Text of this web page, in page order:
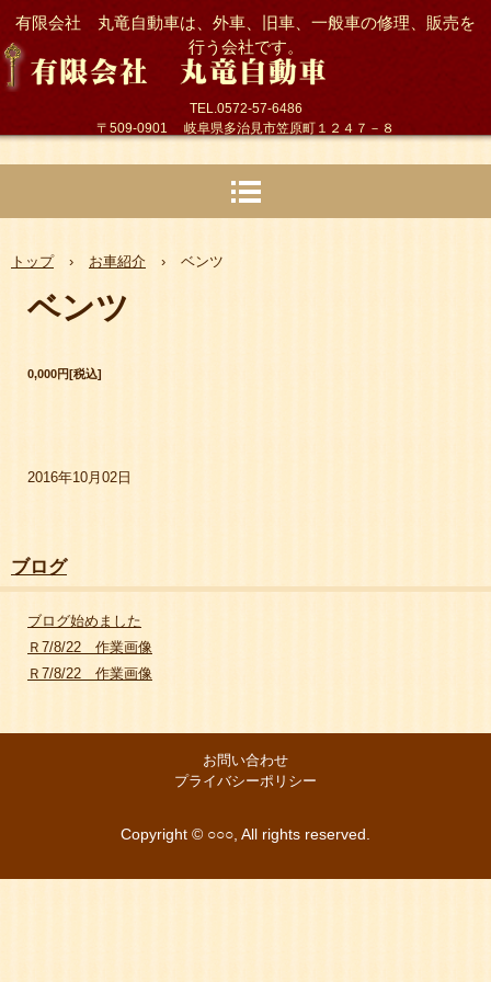
有限会社 丸竜自動車は、外車、旧車、一般車の修理、販売を
行う会社です。
TEL.0572-57-6486
〒509-0901 岐阜県多治見市笠原町１２４７－８
トップ › お車紹介 › ベンツ
ベンツ
0,000円[税込]
2016年10月02日
ブログ
ブログ始めました
Ｒ7/8/22 作業画像
Ｒ7/8/22 作業画像
お問い合わせ
プライバシーポリシー
Copyright © ○○○, All rights reserved.